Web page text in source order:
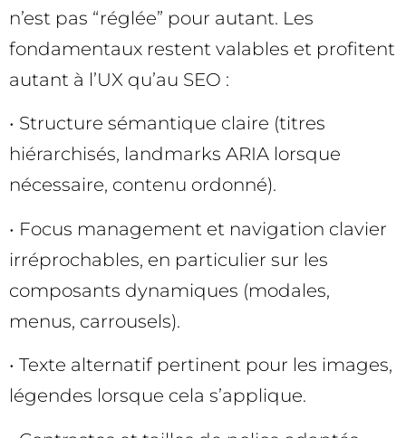
n’est pas “réglée” pour autant. Les
fondamentaux restent valables et profitent
autant à l’UX qu’au SEO :
• Structure sémantique claire (titres
hiérarchisés, landmarks ARIA lorsque
nécessaire, contenu ordonné).
• Focus management et navigation clavier
irréprochables, en particulier sur les
composants dynamiques (modales,
menus, carrousels).
• Texte alternatif pertinent pour les images,
légendes lorsque cela s’applique.